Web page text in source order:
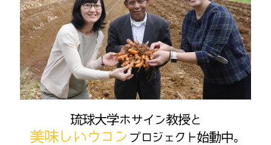
琉球大学ホサイン教授と
美味しいウコン プロジェクト始動中。